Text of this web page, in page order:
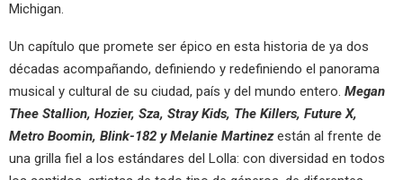
Michigan.
Un capítulo que promete ser épico en esta historia de ya dos
décadas acompañando, definiendo y redefiniendo el panorama
musical y cultural de su ciudad, país y del mundo entero. Megan
Thee Stallion, Hozier, Sza, Stray Kids, The Killers, Future X,
Metro Boomin, Blink-182 y Melanie Martinezestán al frente de
una grilla fiel a los estándares del Lolla: con diversidad en todos